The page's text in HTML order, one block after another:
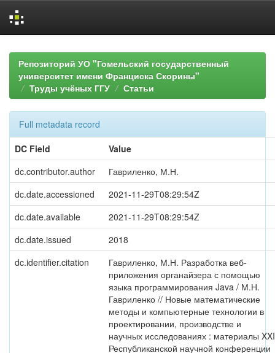
navigationРепозиторий УО "Гомельский государственный
университет имени Франциска Скорины"
Труды учёных ГГУ
Статьи
Full metadata record
DC Field
Value
dc.contributor.author
Гавриленко, М.Н.
dc.date.accessioned
2021-11-29T08:29:54Z
dc.date.available
2021-11-29T08:29:54Z
dc.date.issued
2018
dc.identifier.citation
Гавриленко, М.Н. Разработка веб-
приложения органайзера с помощью
языка программирования Java / М.Н.
Гавриленко // Новые математические
методы и компьютерные технологии в
проектировании, производстве и
научных исследованиях : материалы XXI
Республиканской научной конференции